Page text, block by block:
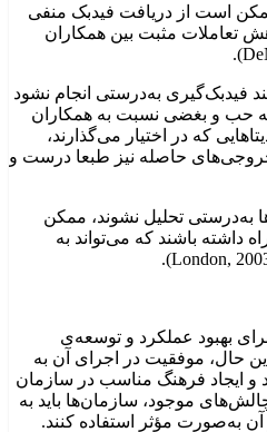
است از دریافت فیدبک منفی
تعاملات مثبت بین همکاران
فیدبک‌گیری به‌درستی انجام نشود
که حب و بغضی نسبت به همکاران
که در اختیار می‌گذارند،
حاصله نیز طبعا درست و
به‌درستی تحلیل نشوند، ممکن
داشته باشند که می‌تواند به
مؤثر برای بهبود عملکرد و توسعه‌ی
حال، موفقیت در اجرای آن به
ایجاد فرهنگ مناسب در سازمان
موجود، سازمان‌ها باید به
آن به‌صورت مؤثر استفاده کنند.